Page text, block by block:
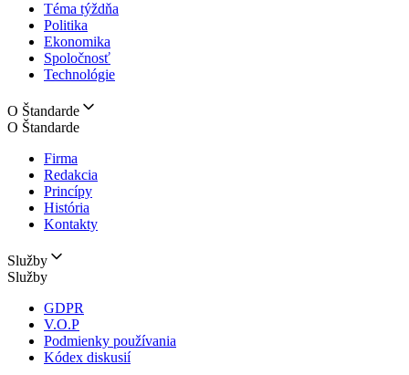
Téma týždňa
Politika
Ekonomika
Spoločnosť
Technológie
O Štandarde
O Štandarde
Firma
Redakcia
Princípy
História
Kontakty
Služby
Služby
GDPR
V.O.P
Podmienky používania
Kódex diskusií